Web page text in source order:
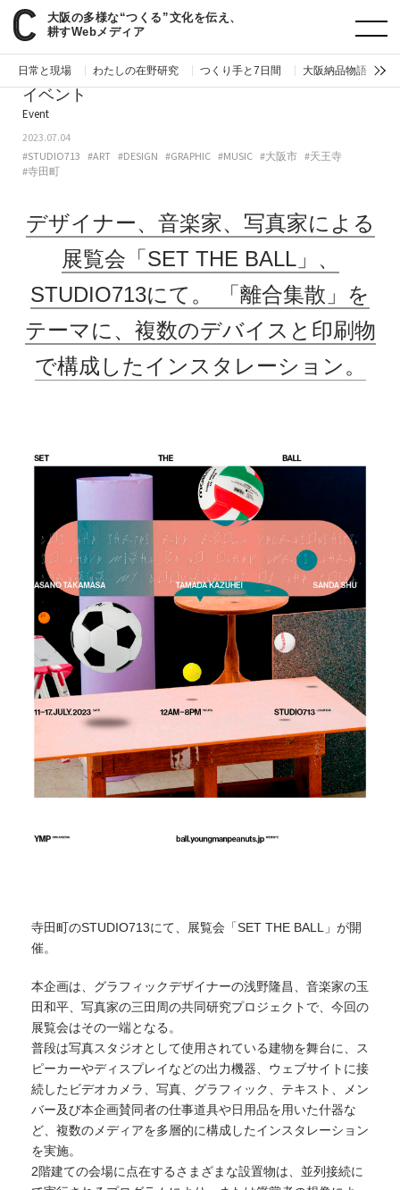
大阪の多様な“つくる”文化を伝え、
耕すWebメディア
日常と現場 わたしの在野研究 つくり手と7日間 大阪納品物語
paperC 今週のイベント
イベント
Event
2023.07.04
#STUDIO713 #ART #DESIGN #GRAPHIC #MUSIC #大阪市 #天王寺
#寺田町
デザイナー、音楽家、写真家による
展覧会「SET THE BALL」、
STUDIO713にて。
「離合集散」を
テーマに、複数のデバイスと印刷物
で構成したインスタレーション。
寺田町のSTUDIO713にて、展覧会「SET THE BALL」が開
催。
本企画は、グラフィックデザイナーの浅野隆昌、音楽家の玉
田和平、写真家の三田周の共同研究プロジェクトで、今回の
展覧会はその一端となる。
普段は写真スタジオとして使用されている建物を舞台に、ス
ピーカーやディスプレイなどの出力機器、ウェブサイトに接
続したビデオカメラ、写真、グラフィック、テキスト、メン
バー及び本企画賛同者の仕事道具や日用品を用いた什器な
ど、複数のメディアを多層的に構成したインスタレーション
を実施。
2階建ての会場に点在するさまざまな設置物は、並列接続に